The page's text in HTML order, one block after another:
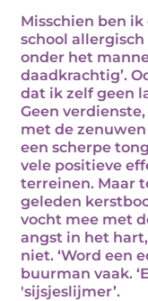
Misschien ben
school
onder het
daadkrachtig’.
dat ik zelf geen
Geen
met de
een scherpe
vele positieve
terreinen. Maar
geleden
vocht mee met
angst in het
niet. ‘Word een
buurman vaak.
'sijsjeslijmer’.